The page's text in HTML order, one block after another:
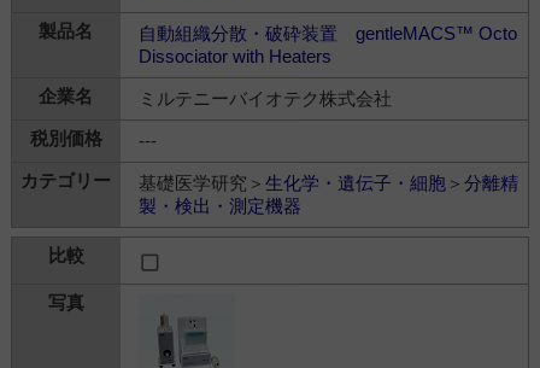
自動組織分散・破砕装置 gentleMACS™ Octo
Dissociator with Heaters
ミルテニーバイオテク株式会社
---
基礎医学研究＞ 生化学・遺伝子・細胞＞ 分離精
製・検出・測定機器